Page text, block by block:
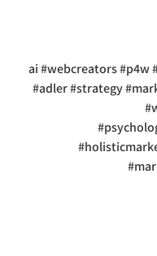
#webcreators#p4w
#adler#strategy